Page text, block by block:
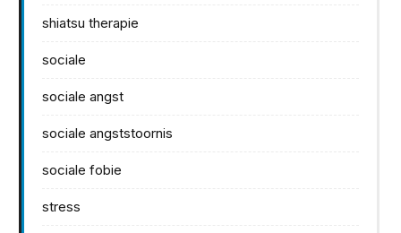
shiatsu therapie
sociale
sociale angst
sociale angststoornis
sociale fobie
stress